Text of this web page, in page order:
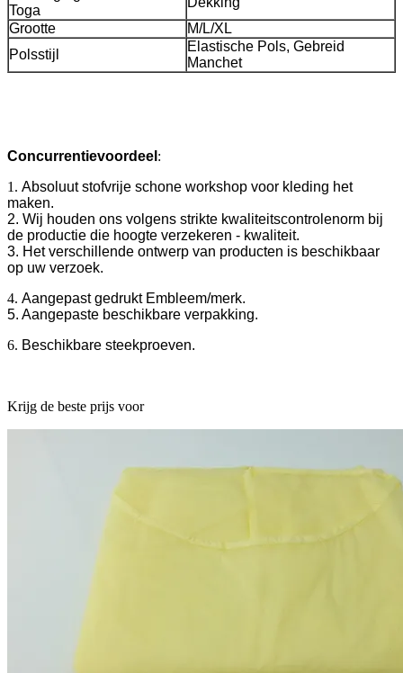
Toga
Grootte
M/L/XL
Polsstijl
Elastische Pols, Gebreid
Manchet
Concurrentievoordeel :
1. Absoluut stofvrije schone workshop voor kleding het
maken.
2. Wij houden ons volgens strikte kwaliteitscontrolenorm bij
de productie die hoogte verzekeren - kwaliteit.
3. Het verschillende ontwerp van producten is beschikbaar
op uw verzoek.
4. Aangepast gedrukt Embleem/merk.
5. Aangepaste beschikbare verpakking.
6. Beschikbare steekproeven.
Krijg de beste prijs voor